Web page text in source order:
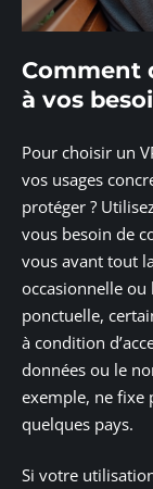
Comment
à vos
Pour choisir un
vos usages
protéger ?
vous besoin de
vous avant tout
occasionnelle ou
ponctuelle,
à condition
données ou le
exemple, ne fixe
quelques pays.
Si votre